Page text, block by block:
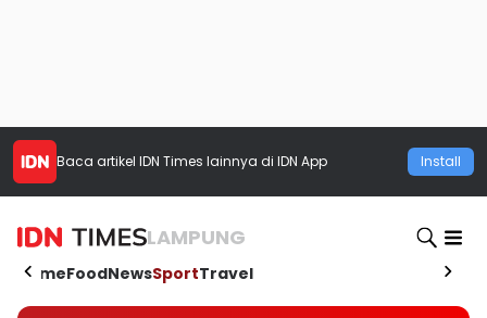
Baca artikel IDN Times lainnya di IDN App Install
LAMPUNG
HomeFoodNewsSportTravel